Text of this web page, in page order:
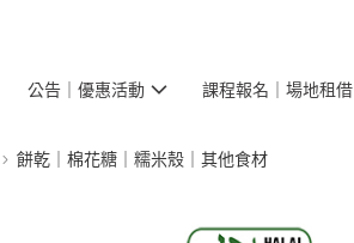
公告｜優惠活動 課程報名｜場地租借
餅乾｜棉花糖｜糯米殼｜其他食材